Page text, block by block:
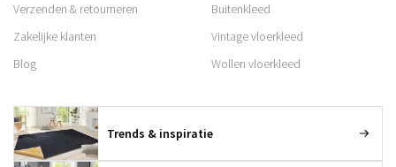
Verzenden & retourneren
Zakelijke klanten
Blog
Buitenkleed
Vintage vloerkleed
Wollen vloerkleed
Trends & inspiratie